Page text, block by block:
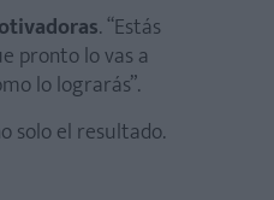
. “Estás
pronto lo vas a
lo lograrás”.
solo el resultado.